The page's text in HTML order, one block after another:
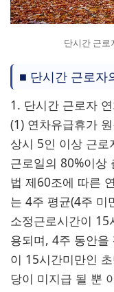
단시간 근로
■ 단시간 근로자
1. 단시간 근로자
(1) 연차유급휴가
상시 5인 이상 근
근로일의 80%이상
법 제60조에 따른
는 4주 평균(4주 미
소정근로시간이 15
용되며, 4주 동안
이 15시간미만인
당이 미지급 될 뿐